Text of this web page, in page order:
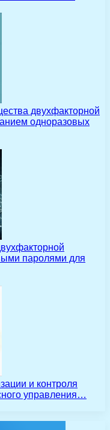
двухфакторной
одноразовых
паролями для
и контроля
управления…